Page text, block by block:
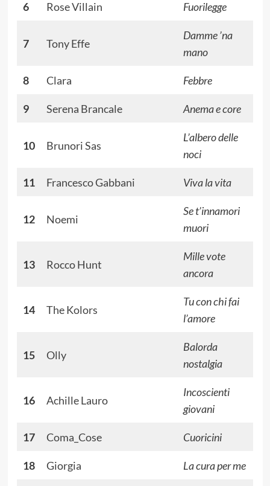
6 Rose Villain Fuorilegge
7 Tony Effe
Damme ’na
mano
8 Clara Febbre
9 Serena Brancale Anema e core
10 Brunori Sas
L’albero delle
noci
11 Francesco Gabbani Viva la vita
12 Noemi
Se t’innamori
muori
13 Rocco Hunt
Mille vote
ancora
14 The Kolors
Tu con chi fai
l’amore
15 Olly
Balorda
nostalgia
16 Achille Lauro
Incoscienti
giovani
17 Coma_Cose Cuoricini
18 Giorgia La cura per me